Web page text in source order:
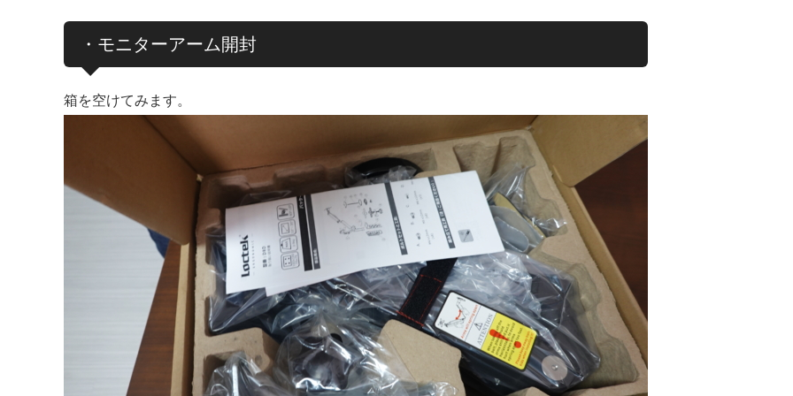
・モニターアーム開封
箱を空けてみます。